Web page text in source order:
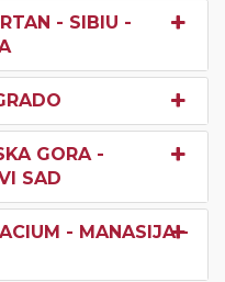
- SIBIU -
GORA -
SAD
- MANASIJA -